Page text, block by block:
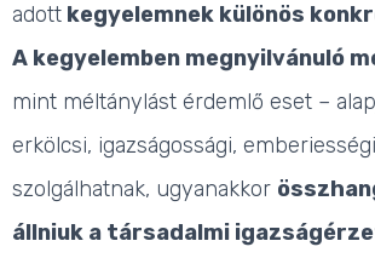
adott kegyelemnek különös
A kegyelemben megnyilvánuló
mint méltánylást érdemlő eset –
erkölcsi, igazságossági,
szolgálhatnak, ugyanakkor
állniuk a társadalmi